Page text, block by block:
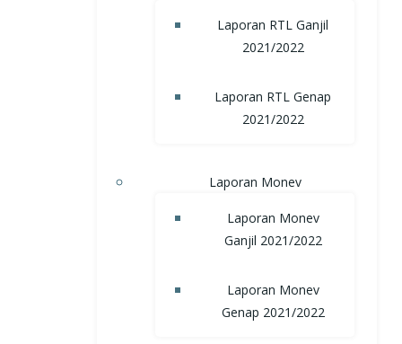
Laporan RTL Ganjil
2021/2022
Laporan RTL Genap
2021/2022
Laporan Monev
Laporan Monev
Ganjil 2021/2022
Laporan Monev
Genap 2021/2022